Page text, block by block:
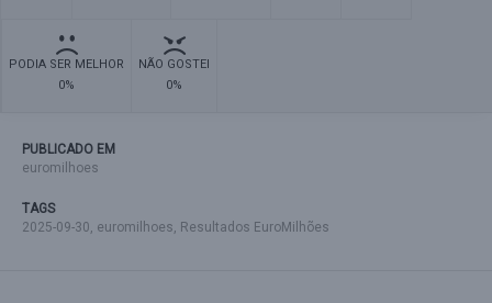
PODIA SER MELHOR
0%
NÃO GOSTEI
0%
PUBLICADO EM
euromilhoes
TAGS
2025-09-30, euromilhoes, Resultados EuroMilhões